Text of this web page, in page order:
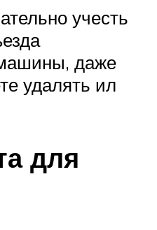
учесть
даже
удалять ил
для